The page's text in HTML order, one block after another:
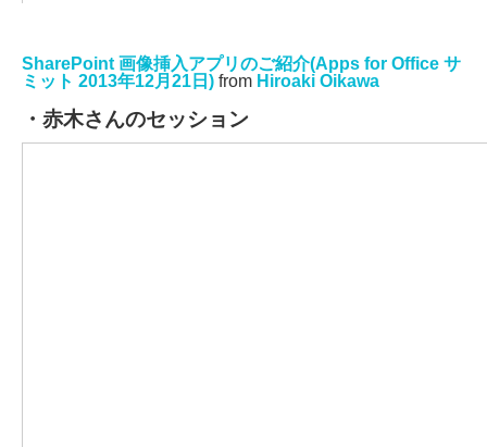
SharePoint 画像挿入アプリのご紹介(Apps for Office サ
ミット 2013年12月21日) from Hiroaki Oikawa
・赤木さんのセッション